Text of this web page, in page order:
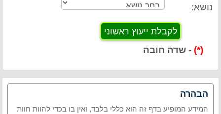
נושא:
(*) - שדה חובה
הבהרה
המידע המופיע בדף זה הוא כללי בלבד, ואין בו בכדי להוות חוות